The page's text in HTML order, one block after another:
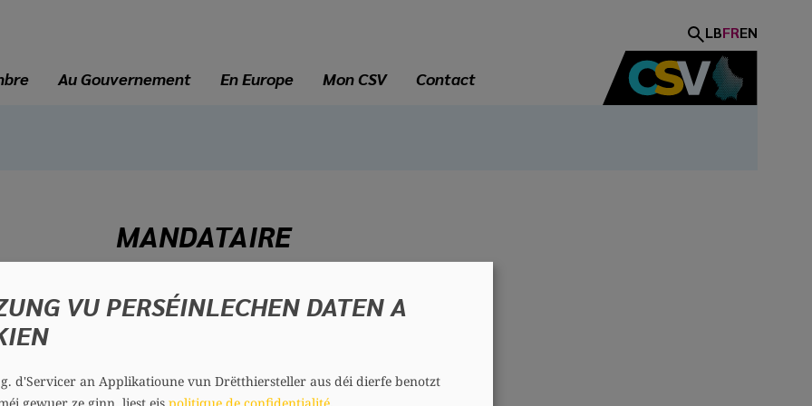
LBFREN
Au Gouvernement En Europe Mon CSV Contact
MANDATAIRE
Françoise KEMP
Section : Dudelange
Contact
VU PERSÉINLECHEN DATEN A
d'Servicer an Applikatioune vun Drëtthiersteller aus déi dierfe benotzt
gewuer ze ginn, liest eis politique de confidentialité.